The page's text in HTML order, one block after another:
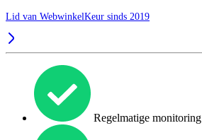
Lid van WebwinkelKeur sinds 2019
Regelmatige monitoring